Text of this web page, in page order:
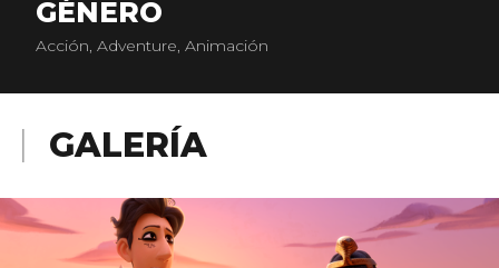
GÉNERO
Acción, Adventure, Animación
GALERÍA